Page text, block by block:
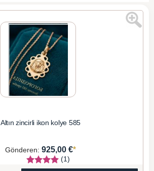
Altın zincirli ikon kolye 585
Gönderen: 925,00 €*
(1)